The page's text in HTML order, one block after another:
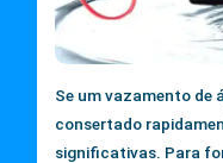
Se um vazamento de
consertado
significativas. Para